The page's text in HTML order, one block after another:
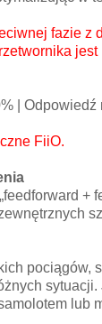
fazie
|
FiiO.
+
pociągów,
sytuacji.